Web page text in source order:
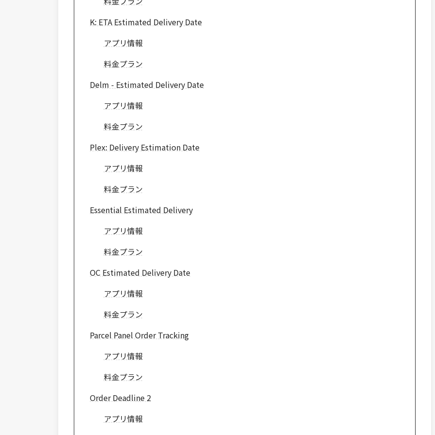
K: ETA Estimated Delivery Date
アプリ情報
料金プラン
Delm ‑ Estimated Delivery Date
アプリ情報
料金プラン
Plex: Delivery Estimation Date
アプリ情報
料金プラン
Essential Estimated Delivery
アプリ情報
料金プラン
OC Estimated Delivery Date
アプリ情報
料金プラン
Parcel Panel Order Tracking
アプリ情報
料金プラン
Order Deadline 2
アプリ情報